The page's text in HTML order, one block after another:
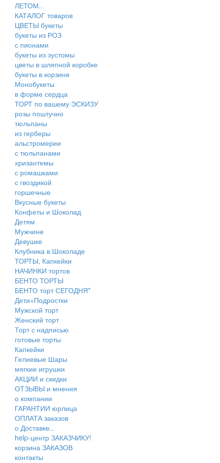
ЛЕТОМ..
КАТАЛОГ товаров
ЦВЕТЫ букеты
букеты из РОЗ
с пионами
букеты из эустомы
цветы в шляпной коробке
букеты в корзине
Монобукеты
в форме сердца
ТОРТ по вашему ЭСКИЗУ
розы поштучно
тюльпаны
из герберы
альстромерии
с тюльпанами
хризантемы
с ромашками
с гвоздикой
горшечные
Вкусные букеты
Конфеты и Шоколад
Детям
Мужчине
Девушке
Клубника в Шоколаде
ТОРТЫ, Капкейки
НАЧИНКИ тортов
БЕНТО ТОРТЫ
БЕНТО торт СЕГОДНЯ*
Дети+Подростки
Мужской торт
Женский торт
Торт с надписью
готовые торты
Капкейки
Гелиевые Шары
мягкие игрушки
АКЦИИ и скидки
ОТЗЫВЫ и мнения
о компании
ГАРАНТИИ юрлица
ОПЛАТА заказов
о Доставке..
help-центр ЗАКАЗЧИКУ!
корзина ЗАКАЗОВ
контакты